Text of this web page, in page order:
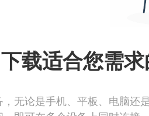
下载适合您需
无论是手机、平板、电脑还